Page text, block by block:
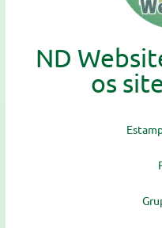
ND
os